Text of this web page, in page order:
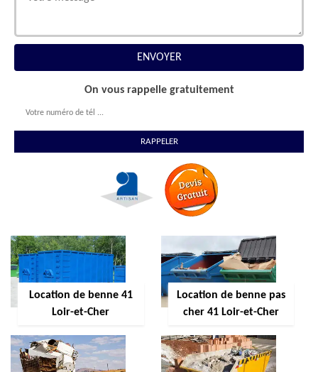
On vous rappelle gratuitement
Location de benne 41
Loir-et-Cher
Location de benne pas
cher 41 Loir-et-Cher